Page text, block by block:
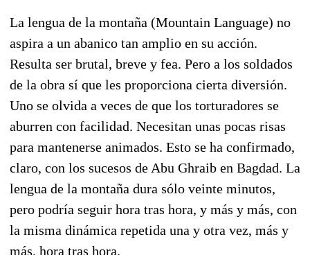
La lengua de la montaña (Mountain Language) no
aspira a un abanico tan amplio en su acción.
Resulta ser brutal, breve y fea. Pero a los soldados
de la obra sí que les proporciona cierta diversión.
Uno se olvida a veces de que los torturadores se
aburren con facilidad. Necesitan unas pocas risas
para mantenerse animados. Esto se ha confirmado,
claro, con los sucesos de Abu Ghraib en Bagdad. La
lengua de la montaña dura sólo veinte minutos,
pero podría seguir hora tras hora, y más y más, con
la misma dinámica repetida una y otra vez, más y
más, hora tras hora.